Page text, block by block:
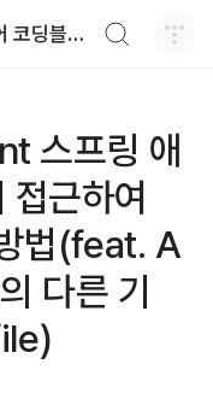
기본기를 쌓는 정아마추어 코딩블로그
스프링 애
근하여
법(feat. A
다른 기